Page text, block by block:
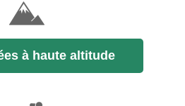
à haute altitude